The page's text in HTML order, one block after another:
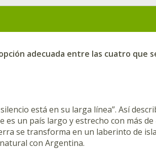
adecuada entre las cuatro que
está en su larga línea”. Así
un país largo y estrecho con más de
se transforma en un laberinto de
con Argentina.